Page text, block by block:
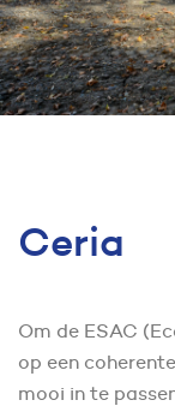
Ceria
Om de ESAC
op een
mooi in te